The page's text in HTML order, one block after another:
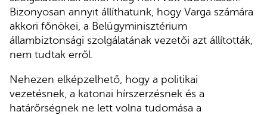
Bizonyosan annyit állíthatunk, hogy Varga számára
akkori főnökei, a Belügyminisztérium
állambiztonsági szolgálatának vezetői azt állították,
nem tudtak erről.
Nehezen elképzelhető, hogy a politikai
vezetésnek, a katonai hírszerzésnek és a
határőrségnek ne lett volna tudomása a